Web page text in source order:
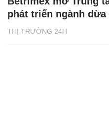
THỊ TRƯỜNG 24H
phát triển ngành dừa